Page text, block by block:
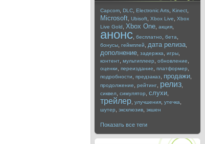
Capcom DLC Electronic Arts Kinect
Microsoft Ubisoft Xbox Live
Xbox
Live Gold
Xbox One акция
анонс бесплатно бета
бонусы геймплей дата релиза
дополнение задержка игры
контент мультиплеер обновление
оценки переиздание платформер
подробности предзаказ продажи
продолжение рейтинг релиз
сиквел симулятор слухи
трейлер улучшения утечка
шутер эксклюзив экшен
Показать все теги